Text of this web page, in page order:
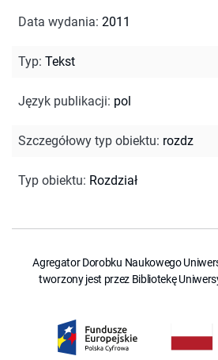
Data wydania: 2011
Typ: Tekst
Język publikacji: pol
Szczegółowy typ obiektu: rozdz
Typ obiektu: Rozdział
Agregator Dorobku Naukowego
tworzony jest przez Bibliotekę